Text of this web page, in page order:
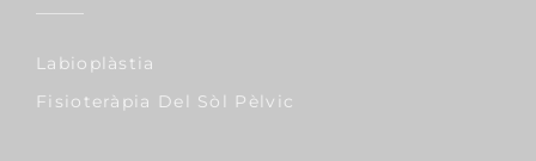
Labioplàstia
Fisioteràpia Del Sòl Pèlvic